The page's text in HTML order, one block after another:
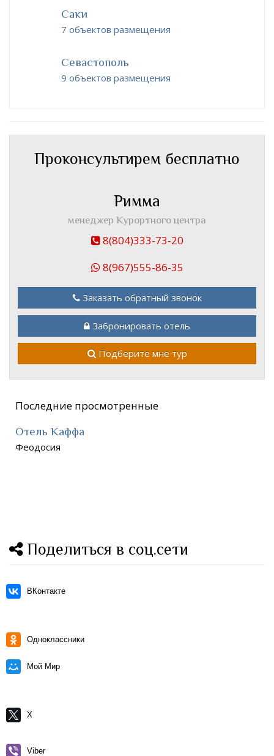
Саки
7 объектов размещения
Севастополь
9 объектов размещения
Проконсультирем бесплатно
Римма
менеджер Курортного центра
8(804)333-73-20
8(967)555-86-35
Заказать обратный звонок
Забронировать отель
Подберите мне тур
Последние просмотренные
Отель Каффа
Феодосия
Поделиться в соц.сети
ВКонтакте
Одноклассники
Мой Мир
X
Viber